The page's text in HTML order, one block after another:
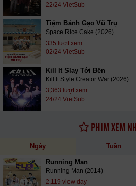
22/24 VietSub
Tiệm Bánh Gạo Vũ Trụ
Space Rice Cake (2026)
335 lượt xem
02/24 VietSub
Kill It Slay Tới Bến
Kill It Style Creator War (2026)
3,363 lượt xem
24/24 VietSub
PHIM XEM
Ngày Tuần
Running Man
Running Man (2014)
2,119 view day